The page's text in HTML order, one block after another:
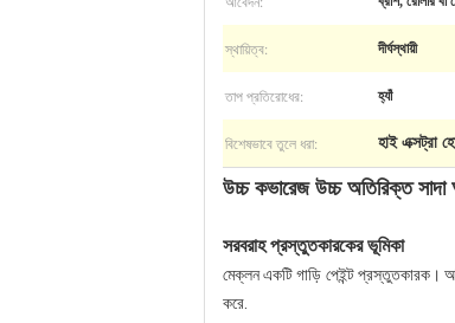
স্থায়িত্ব: দীর্ঘস্থায়ী
তাপ প্রতিরোধের: হ্যাঁ
বিশেষভাবে তুলে ধরা: হাই এক্সট্রা
উচ্চ কভারেজ উচ্চ অতিরিক্ত
সরবরাহ প্রস্তুতকারকের ভূমিকা
মেক্লন একটি গাড়ি পেইন্ট প্রস্তুতকারক।
করে.